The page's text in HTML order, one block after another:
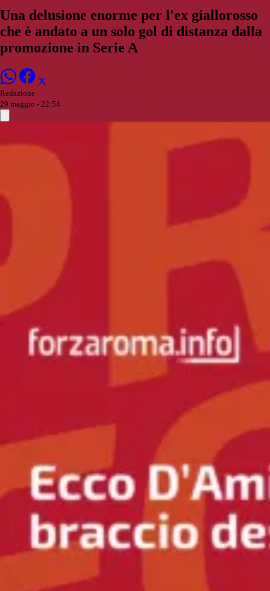
Una delusione enorme per l'ex giallorosso
che è andato a un solo gol di distanza dalla
promozione in Serie A
Redazione
29 maggio - 22:54